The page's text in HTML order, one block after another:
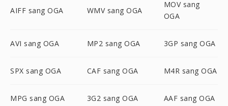
AIFF sang OGA WMV sang OGA
MOV sang
OGA
AVI sang OGA MP2 sang OGA 3GP sang OGA
SPX sang OGA CAF sang OGA M4R sang OGA
MPG sang OGA 3G2 sang OGA AAF sang OGA